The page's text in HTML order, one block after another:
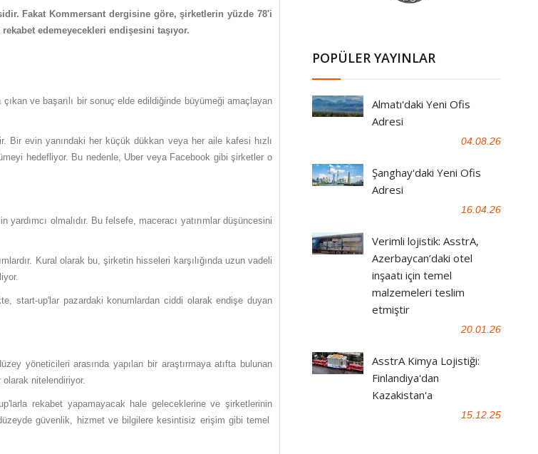
Fakat Kommersant dergisine göre, şirketlerin yüzde 78'i
edemeyecekleri endişesini taşıyor.
ve başarılı bir sonuç elde edildiğinde büyümeği amaçlayan
Bir evin yanındaki her küçük dükkan veya her aile kafesi hızlı
hedefliyor. Bu nedenle, Uber veya Facebook gibi şirketler o
olmalıdır. Bu felsefe, maceracı yatırımlar düşüncesini
Kural olarak bu, şirketin hisseleri karşılığında uzun vadeli
start-up'lar pazardaki konumlardan ciddi olarak endişe duyan
yöneticileri arasında yapılan bir araştırmaya atıfta bulunan
nitelendiriyor.
rekabet yapamayacak hale geleceklerine ve şirketlerinin
güvenlik, hizmet ve bilgilere kesintisiz erişim gibi temel
POPÜLER YAYINLAR
Almatı'daki Yeni Ofis
Adresi
04.08.26
Şanghay'daki Yeni Ofis
Adresi
16.04.26
Verimli lojistik: AsstrA,
Azerbaycan’daki otel
inşaatı için temel
malzemeleri teslim
etmiştir
20.01.26
AsstrA Kimya Lojistiği:
Finlandiya'dan
Kazakistan'a
15.12.25